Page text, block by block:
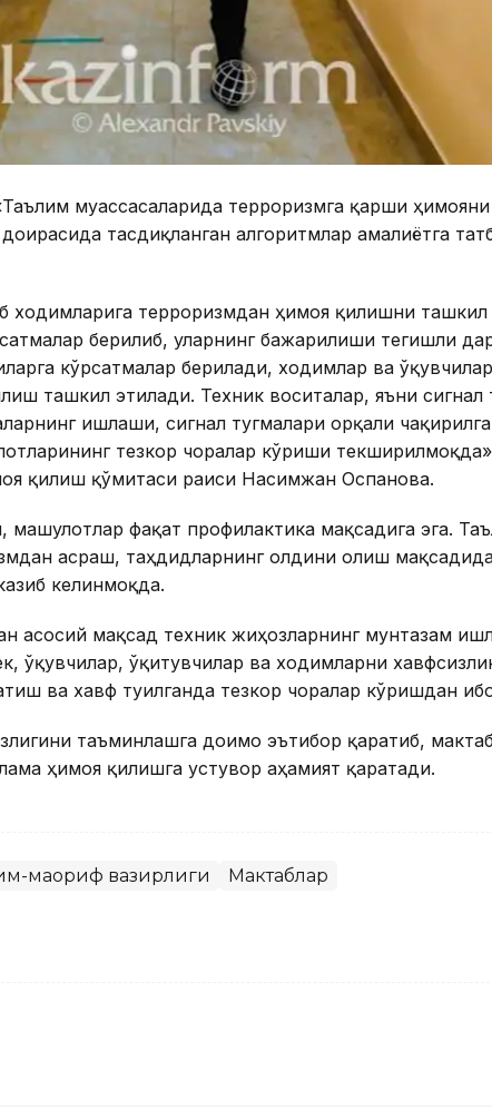
муассасаларида терроризмга қарши
тасдиқланган алгоритмлар амалиётга
ходимларига терроризмдан ҳимоя қилишни
берилиб, уларнинг бажарилиши тегишли
кўрсатмалар берилади, ходимлар ва
ташкил этилади. Техник воситалар, яъни сигнал
ишлаши, сигнал тугмалари орқали
тезкор чоралар кўриши
қилиш қўмитаси раиси Насимжан Оспанова.
фақат профилактика мақсадига эга.
асраш, таҳдидларнинг олдини олиш
келинмоқда.
асосий мақсад техник жиҳозларнинг мунтазам
ўқувчилар, ўқитувчилар ва ходимларни
ва хавф туғилганда тезкор чоралар кўришдан
таъминлашга доимо эътибор қаратиб,
ҳимоя қилишга устувор аҳамият қаратади.
маориф вазирлиги Мактаблар